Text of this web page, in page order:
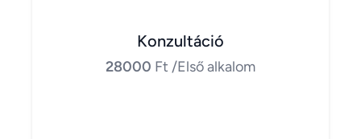
Konzultáció
28000 Ft /Első alkalom